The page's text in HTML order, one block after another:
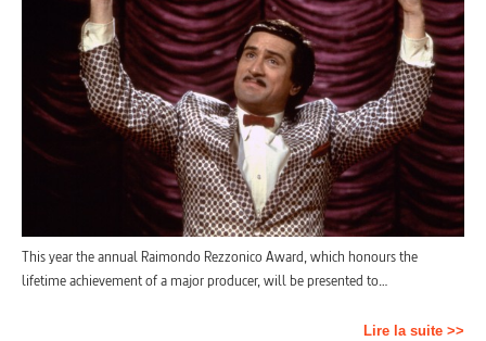
This year the annual Raimondo Rezzonico Award, which honours the
lifetime achievement of a major producer, will be presented to…
Lire la suite >>